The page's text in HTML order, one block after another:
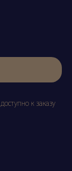
к заказу